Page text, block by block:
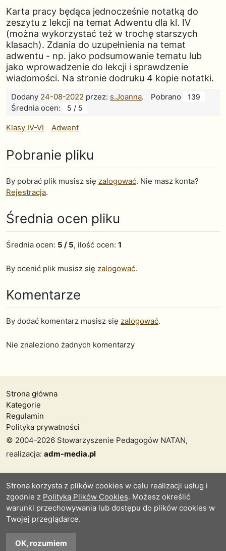
Karta pracy będąca jednocześnie notatką do
zeszytu z lekcji na temat Adwentu dla kl. IV
(można wykorzystać też w trochę starszych
klasach). Zdania do uzupełnienia na temat
adwentu - np. jako podsumowanie tematu lub
jako wprowadzenie do lekcji i sprawdzenie
wiadomości. Na stronie dodruku 4 kopie notatki.
Dodany 24-08-2022 przez: s.Joanna. Pobrano 139
Średnia ocen: 5 / 5
Klasy IV-VI Adwent
Pobranie pliku
By pobrać plik musisz się zalogować. Nie masz konta?
Rejestracja.
Średnia ocen pliku
Średnia ocen: 5 / 5, ilość ocen: 1
By ocenić plik musisz się zalogować.
Komentarze
By dodać komentarz musisz się zalogować.
Nie znaleziono żadnych komentarzy
Strona główna
Kategorie
Regulamin
Polityka prywatności
© 2004-2026 Stowarzyszenie Pedagogów NATAN,
realizacja: adm-media.pl
Strona korzysta z plików cookies w celu realizacji usług i
zgodnie z Polityką Plików Cookies. Możesz określić
warunki przechowywania lub dostępu do plików cookies w
Twojej przeglądarce.
OK, rozumiem